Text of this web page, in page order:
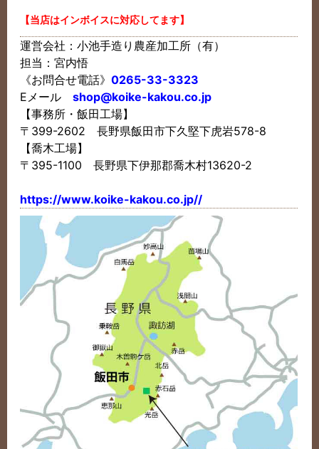
【当店はインボイスに対応してます】
運営会社：小池手造り農産加工所（有）
担当：宮内悟
《お問合せ電話》 0265-33-3323
Eメール shop@koike-kakou.co.jp
【事務所・飯田工場】
〒399-2602 長野県飯田市下久堅下虎岩578-8
【喬木工場】
〒395-1100 長野県下伊那郡喬木村13620-2
https://www.koike-kakou.co.jp//